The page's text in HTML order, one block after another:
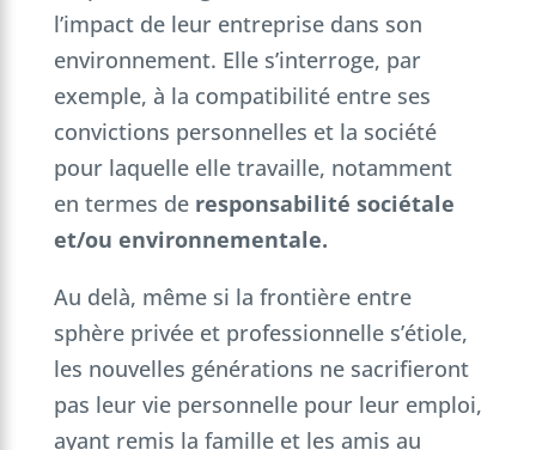
l’impact de leur entreprise dans son
environnement. Elle s’interroge, par
exemple, à la compatibilité entre ses
convictions personnelles et la société
pour laquelle elle travaille, notamment
en termes de responsabilité sociétale
et/ou environnementale.
Au delà, même si la frontière entre
sphère privée et professionnelle s’étiole,
les nouvelles générations ne sacrifieront
pas leur vie personnelle pour leur emploi,
ayant remis la famille et les amis au